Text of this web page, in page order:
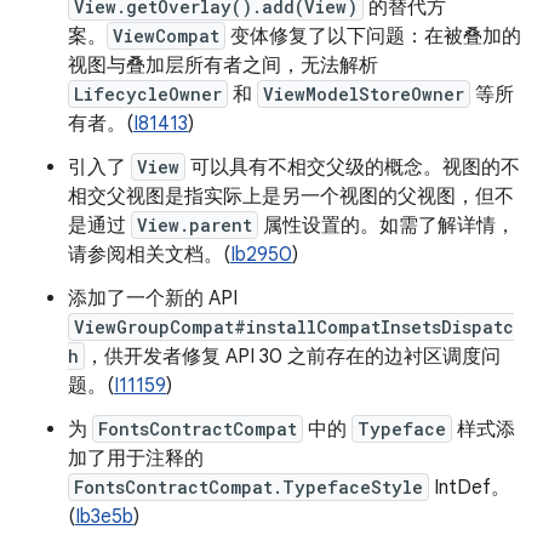
View.getOverlay().add(View)
的替代方
案。
ViewCompat 变体修复了以下问题：在被叠加的
视图与叠加层所有者之间，无法解析
LifecycleOwner 和 ViewModelStoreOwner 等所
有者。(I81413)
引入了 View 可以具有不相交父级的概念。视图的不
相交父视图是指实际上是另一个视图的父视图，但不
是通过 View.parent 属性设置的。如需了解详情，
请参阅相关文档。(Ib2950)
添加了一个新的 API
ViewGroupCompat#installCompatInsetsDispatc
h
，供开发者修复 API 30 之前存在的边衬区调度问
题。(I11159)
为 FontsContractCompat 中的 Typeface 样式添
加了用于注释的
FontsContractCompat.TypefaceStyle IntDef。
(Ib3e5b)